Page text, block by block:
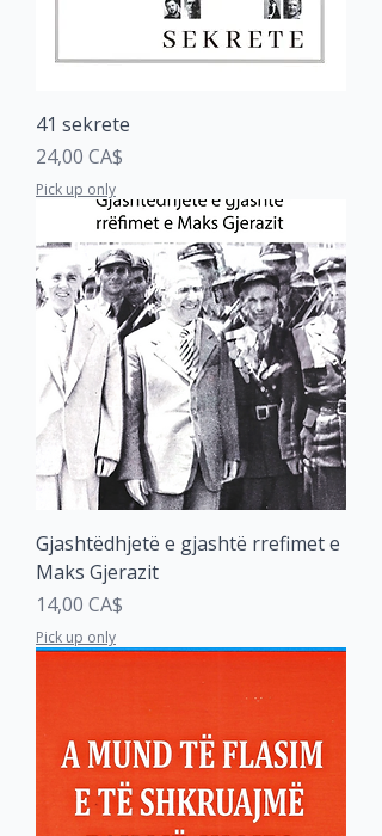
41 sekrete
Price
24,00 CA$
Pick up only
Gjashtëdhjetë e gjashtë rrefimet e
Maks Gjerazit
Price
14,00 CA$
Pick up only